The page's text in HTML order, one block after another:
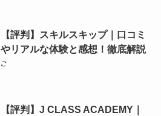
【評判】スキルスキップ｜口コミ
やリアルな体験と感想！徹底解説
【評判】J CLASS ACADEMY｜